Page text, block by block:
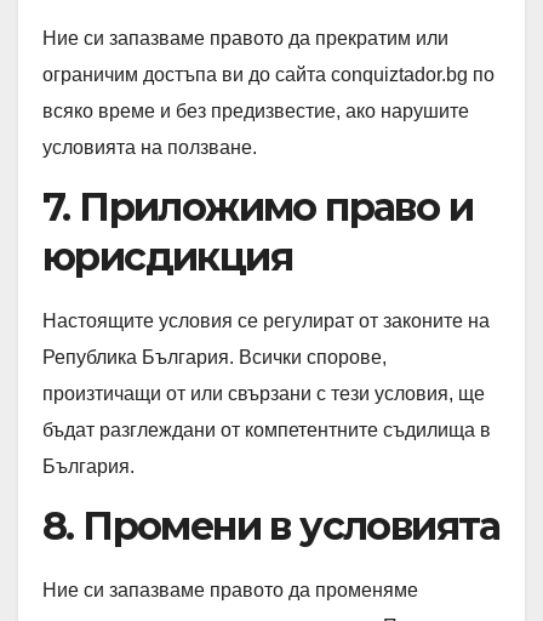
Ние си запазваме правото да прекратим или
ограничим достъпа ви до сайта conquiztador.bg по
всяко време и без предизвестие, ако нарушите
условията на ползване.
7. Приложимо право и
юрисдикция
Настоящите условия се регулират от законите на
Република България. Всички спорове,
произтичащи от или свързани с тези условия, ще
бъдат разглеждани от компетентните съдилища в
България.
8. Промени в условията
Ние си запазваме правото да променяме